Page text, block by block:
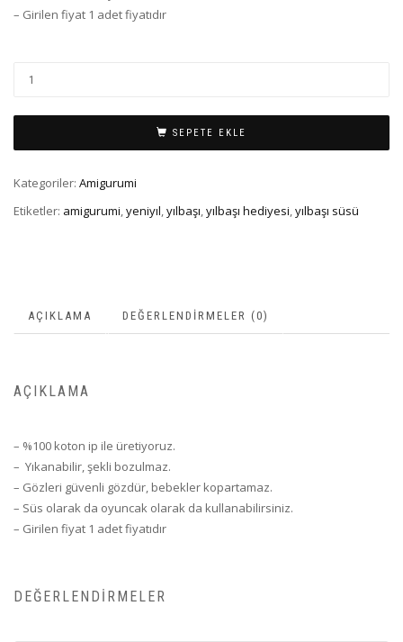
– Girilen fiyat 1 adet fiyatıdır
SEPETE EKLE
Kategoriler: Amigurumi
Etiketler: amigurumi,yeniyıl,yılbaşı,yılbaşı hediyesi,yılbaşı süsü
AÇIKLAMA DEĞERLENDIRMELER (0)
AÇIKLAMA
– %100 koton ip ile üretiyoruz.
– Yıkanabilir, şekli bozulmaz.
– Gözleri güvenli gözdür, bebekler kopartamaz.
– Süs olarak da oyuncak olarak da kullanabilirsiniz.
– Girilen fiyat 1 adet fiyatıdır
DEĞERLENDIRMELER